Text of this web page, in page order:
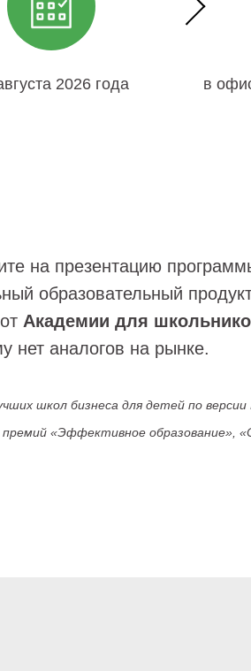
2026 года в
на презентацию
образовательный
Академии для
нет аналогов на рынке.
школ бизнеса для детей по версии
«Эффективное образование»,